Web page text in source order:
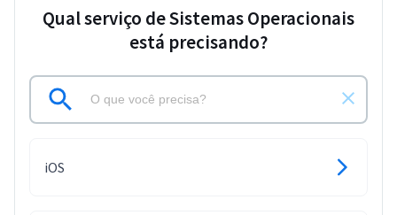
Qual serviço de Sistemas Operacionais
está precisando?
iOS